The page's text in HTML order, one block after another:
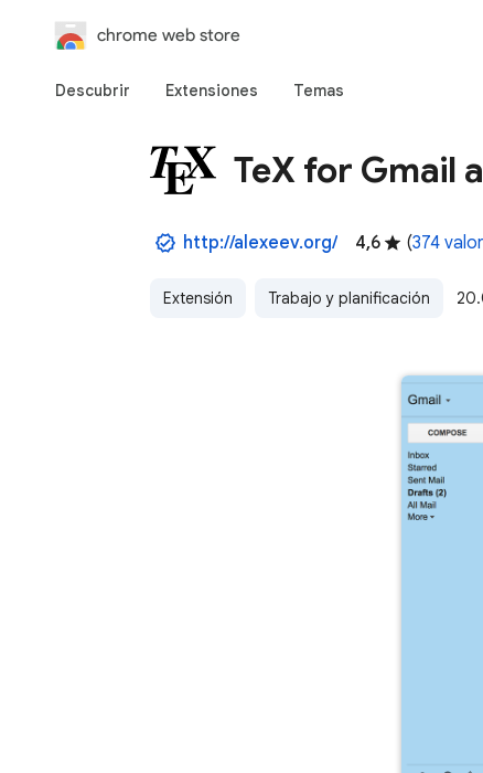
chrome web store
Descubrir Extensiones Temas
TeX for Gmail
http://alexeev.org/ 4,6 (374
Extensión Trabajo y planificación